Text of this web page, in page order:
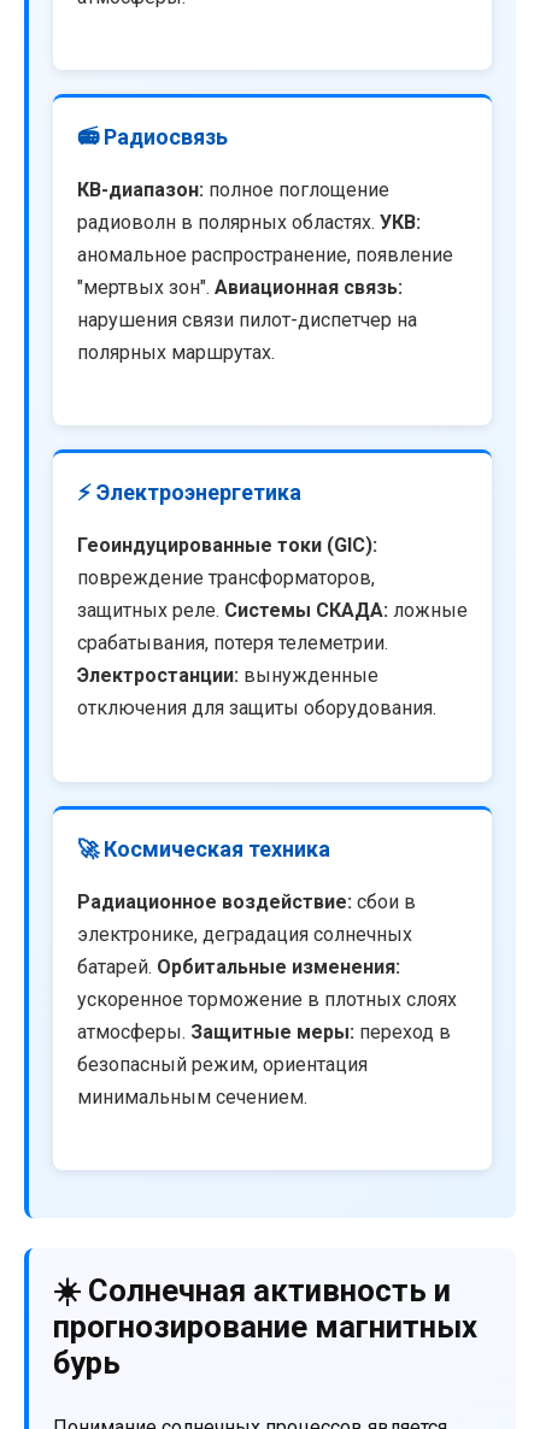
📻 Радиосвязь
КВ-диапазон: полное поглощение
радиоволн в полярных областях. УКВ:
аномальное распространение, появление
"мертвых зон". Авиационная связь:
нарушения связи пилот-диспетчер на
полярных маршрутах.
⚡ Электроэнергетика
Геоиндуцированные токи (GIC):
повреждение трансформаторов,
защитных реле. Системы СКАДА: ложные
срабатывания, потеря телеметрии.
Электростанции: вынужденные
отключения для защиты оборудования.
🚀 Космическая техника
Радиационное воздействие: сбои в
электронике, деградация солнечных
батарей. Орбитальные изменения:
ускоренное торможение в плотных слоях
атмосферы. Защитные меры: переход в
безопасный режим, ориентация
минимальным сечением.
☀️ Солнечная активность и
прогнозирование магнитных
бурь